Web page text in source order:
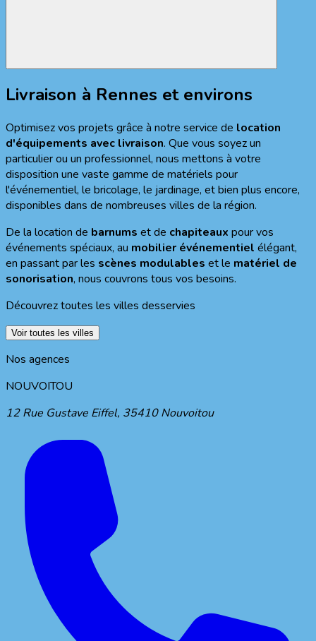
Livraison à Rennes et environs
Optimisez vos projets grâce à notre service de location
d'équipements avec livraison. Que vous soyez un
particulier ou un professionnel, nous mettons à votre
disposition une vaste gamme de matériels pour
l'événementiel, le bricolage, le jardinage, et bien plus encore,
disponibles dans de nombreuses villes de la région.
De la location de barnums et de chapiteaux pour vos
événements spéciaux, au mobilier événementiel élégant,
en passant par les scènes modulables et le matériel de
sonorisation, nous couvrons tous vos besoins.
Découvrez toutes les villes desservies
Voir toutes les villes
Nos agences
NOUVOITOU
12 Rue Gustave Eiffel, 35410 Nouvoitou